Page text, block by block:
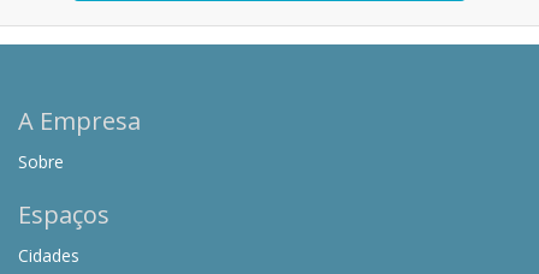
A Empresa
Sobre
Espaços
Cidades